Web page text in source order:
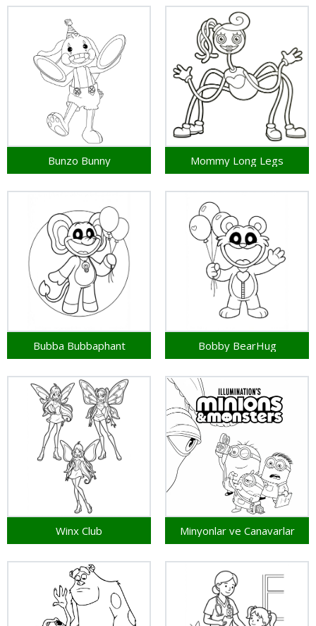
Bunzo Bunny Mommy Long Legs
Bubba Bubbaphant Bobby BearHug
Winx Club Minyonlar ve Canavarlar